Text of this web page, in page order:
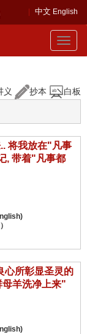
中文 English
Toggle
义 抄本 白板
将我放在"凡事
, 带着"凡事都
心所彰显圣灵的
羊洗净上来"